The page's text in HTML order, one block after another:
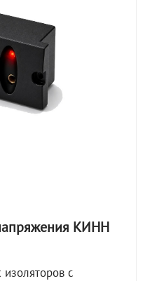
КИНН
с